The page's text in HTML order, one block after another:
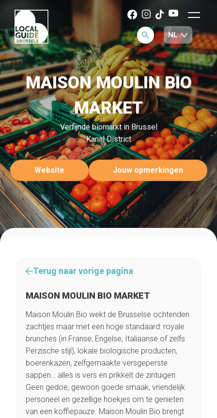
MAISON MOULIN BIO
MARKET
Verfijnde biomarkt in Brussel
Kanal District
Website Jouw opmerkingen
Terug naar vorige pagina
MAISON MOULIN BIO MARKET
Maison Moulin Bio wekt de Brusselse ochtenden
zachtjes maar met een hoge standaard: royale
brunches (in Franse, Engelse, Italiaanse of zelfs
Perzische stijl), lokale biologische producten,
boerenkazen, zelfgemaakte versgeperste
sappen… alles is vers en prikkelt de zintuigen.
Geen gedoe, gewoon goede smaak, vriendelijk
personeel en gezellige hoekjes om te genieten
van een koffiepauze. Maison Moulin Bio brengt